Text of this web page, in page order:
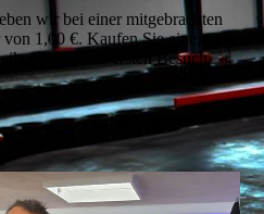
wir bei einer mitgebrachten
1,00 €. Kaufen Sie eine neue
beim ersten Besuch